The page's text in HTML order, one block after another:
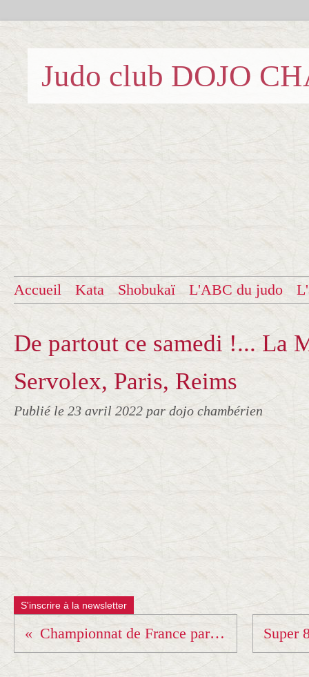
Judo club DOJO
Accueil Kata Shobukaï L'ABC du judo
De partout ce samedi !... La
Servolex, Paris, Reims
Publié le 23 avril 2022 par dojo chambérien
S'inscrire à la newsletter
Championnat de France par équipes de département.